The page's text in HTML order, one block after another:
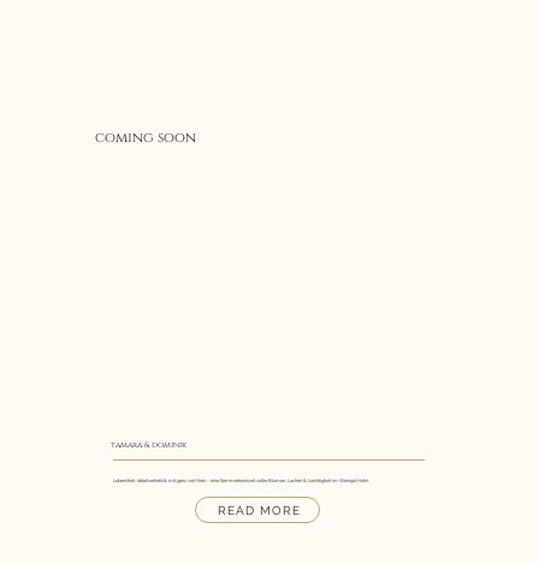
Lebensfroh, detailverliebt & mit ganz viel Herz - eine Sommerhochzeit voller Blumen, Lachen & Leichtigkeit im Weingut Hahn.
READ MORE
tamara & dominik
coming soon